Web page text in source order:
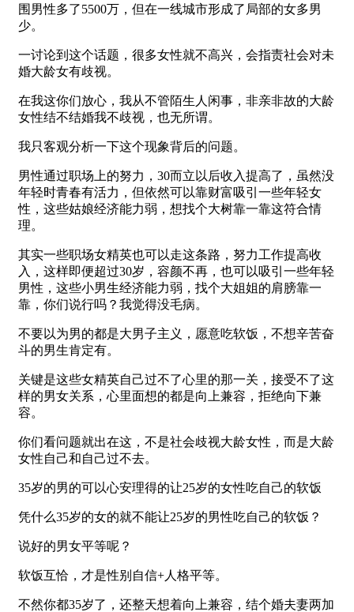
围男性多了5500万，但在一线城市形成了局部的女多男
少。
一讨论到这个话题，很多女性就不高兴，会指责社会对未
婚大龄女有歧视。
在我这你们放心，我从不管陌生人闲事，非亲非故的大龄
女性结不结婚我不歧视，也无所谓。
我只客观分析一下这个现象背后的问题。
男性通过职场上的努力，30而立以后收入提高了，虽然没
年轻时青春有活力，但依然可以靠财富吸引一些年轻女
性，这些姑娘经济能力弱，想找个大树靠一靠这符合情
理。
其实一些职场女精英也可以走这条路，努力工作提高收
入，这样即便超过30岁，容颜不再，也可以吸引一些年轻
男性，这些小男生经济能力弱，找个大姐姐的肩膀靠一
靠，你们说行吗？我觉得没毛病。
不要以为男的都是大男子主义，愿意吃软饭，不想辛苦奋
斗的男生肯定有。
关键是这些女精英自己过不了心里的那一关，接受不了这
样的男女关系，心里面想的都是向上兼容，拒绝向下兼
容。
你们看问题就出在这，不是社会歧视大龄女性，而是大龄
女性自己和自己过不去。
35岁的男的可以心安理得的让25岁的女性吃自己的软饭
凭什么35岁的女的就不能让25岁的男性吃自己的软饭？
说好的男女平等呢？
软饭互恰，才是性别自信+人格平等。
不然你都35岁了，还整天想着向上兼容，结个婚夫妻两加